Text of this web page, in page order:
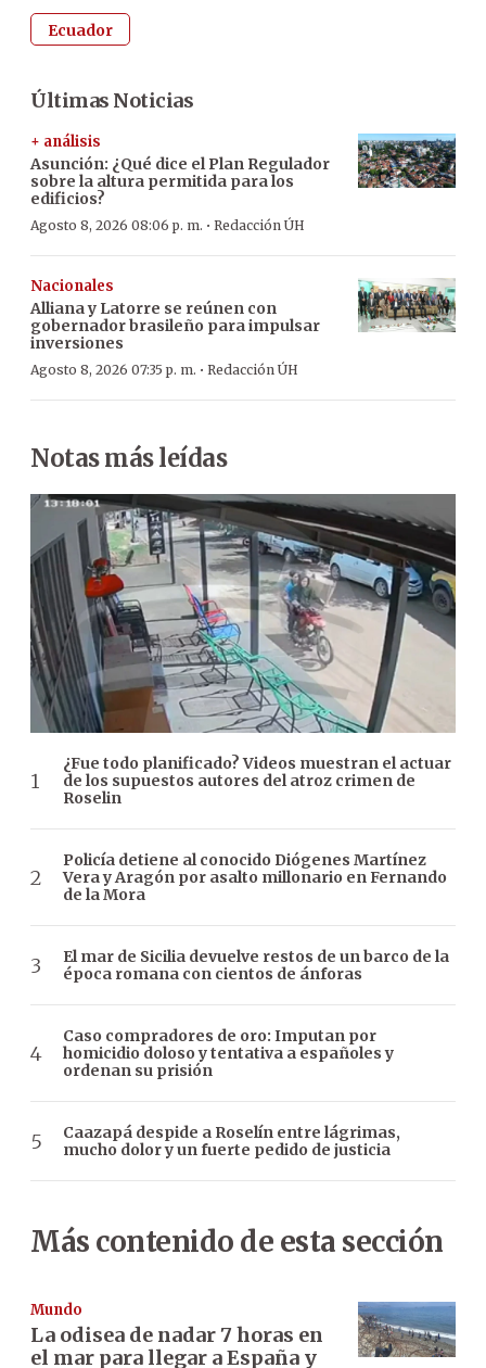
Ecuador
Últimas Noticias
+ análisis
Asunción: ¿Qué dice el Plan Regulador
sobre la altura permitida para los
edificios?
Agosto 8, 2026 08:06 p. m. · Redacción ÚH
Nacionales
Alliana y Latorre se reúnen con
gobernador brasileño para impulsar
inversiones
Agosto 8, 2026 07:35 p. m. · Redacción ÚH
Notas más leídas
¿Fue todo planificado? Videos muestran el actuar
de los supuestos autores del atroz crimen de
Roselin
Policía detiene al conocido Diógenes Martínez
Vera y Aragón por asalto millonario en Fernando
de la Mora
El mar de Sicilia devuelve restos de un barco de la
época romana con cientos de ánforas
Caso compradores de oro: Imputan por
homicidio doloso y tentativa a españoles y
ordenan su prisión
Caazapá despide a Roselín entre lágrimas,
mucho dolor y un fuerte pedido de justicia
Más contenido de esta sección
Mundo
La odisea de nadar 7 horas en
el mar para llegar a España y